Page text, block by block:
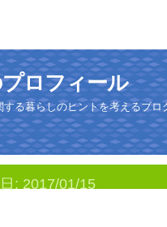
ロフィール
る暮らしのヒントを考えるブロ
: 2017/01/15